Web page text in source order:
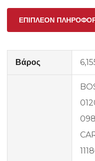
ΕΠΙΠΛΈΟΝ
Βάρος